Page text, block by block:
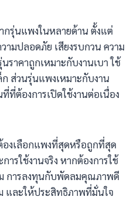
กรุ่นแพงในหลายด้าน ตั้งแต่
ามปลอดภัย เสียงรบกวน ความ
ราคาถูกเหมาะกับงานเบา ใช้
ส่วนรุ่นแพงเหมาะกับงาน
ที่ต้องการเปิดใช้งานต่อเนื่อง
องเลือกแพงที่สุดหรือถูกที่สุด
รใช้งานจริง หากต้องการใช้
การลงทุนกับพัดลมคุณภาพดี
ละให้ประสิทธิภาพที่มั่นใจ